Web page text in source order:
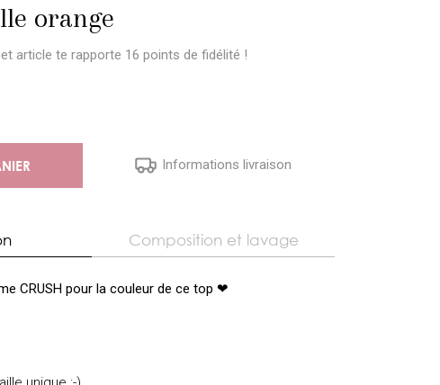
orange
article te rapporte 16 points de fidélité !
Informations livraison
Composition et lavage
CRUSH pour la couleur de ce top ❤